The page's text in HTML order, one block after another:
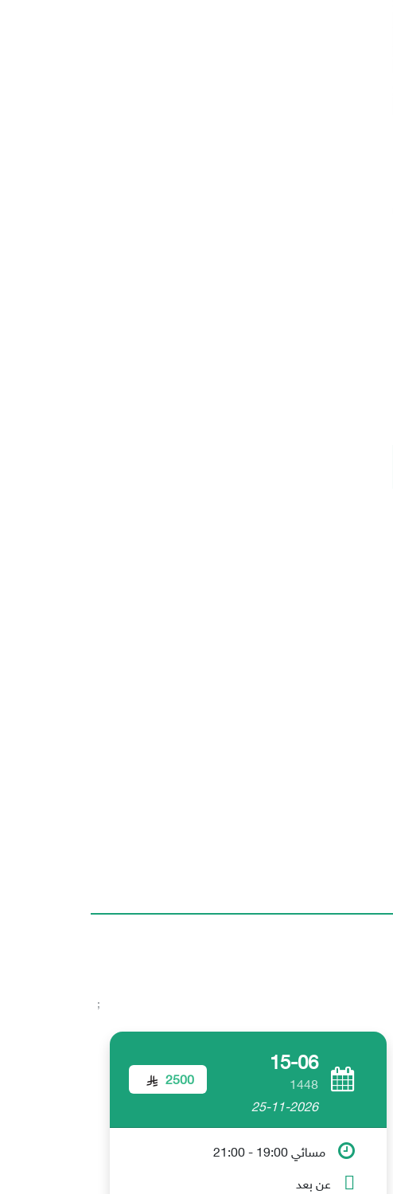
15-06
1448
25-11-2026
2500
مسائي 19:00 - 21:00
عن بعد
;